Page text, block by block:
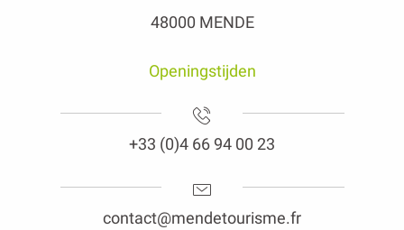
48000 MENDE
Openingstijden
+33 (0)4 66 94 00 23
contact@mendetourisme.fr